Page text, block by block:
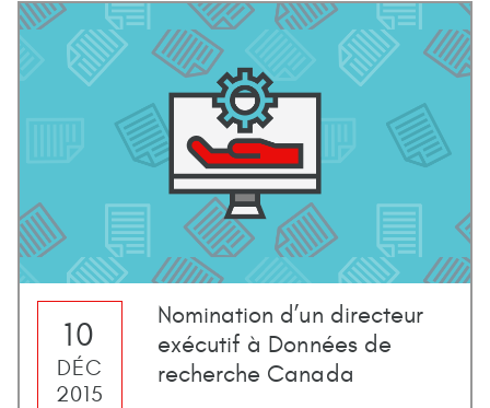
10
DÉC
2015
Nomination d’un directeur
exécutif à Données de
recherche Canada